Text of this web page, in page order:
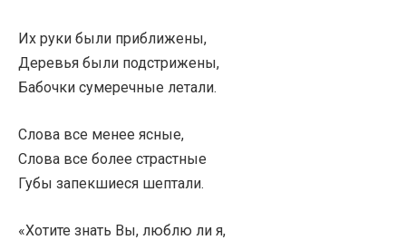
Их руки были приближены,
Деревья были подстрижены,
Бабочки сумеречные летали.
Слова все менее ясные,
Слова все более страстные
Губы запекшиеся шептали.
«Хотите знать Вы, люблю ли я,